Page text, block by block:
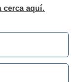
cerca aquí.